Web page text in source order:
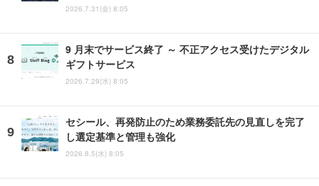
2026.7.31(金) 8:05
9 月末でサービス終了 ～ 不正アクセス受けたデジタル
ギフトサービス
2026.7.29(水) 8:05
セシール、再発防止のため業務委託先の見直しを完了
し選定基準と管理も強化
2026.8.5(水) 8:05